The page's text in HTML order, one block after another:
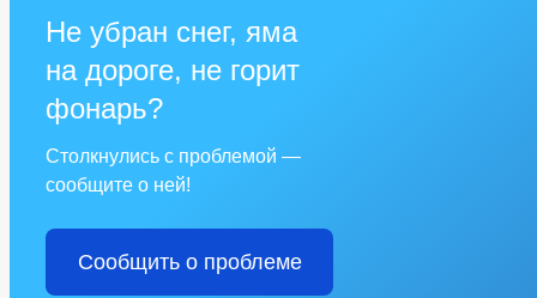
Не убран снег, яма
на дороге, не горит
фонарь?
Столкнулись с проблемой —
сообщите о ней!
Сообщить о проблеме